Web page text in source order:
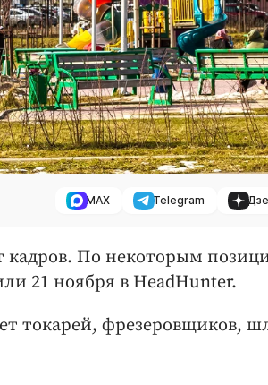
MAX Telegram
По некоторым
21 ноября в HeadHunter.
токарей, фрезеровщиков,